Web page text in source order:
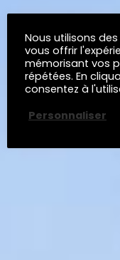
Nous utilisons
vous offrir
mémorisant vos
répétées. En
consentez à
Personnaliser